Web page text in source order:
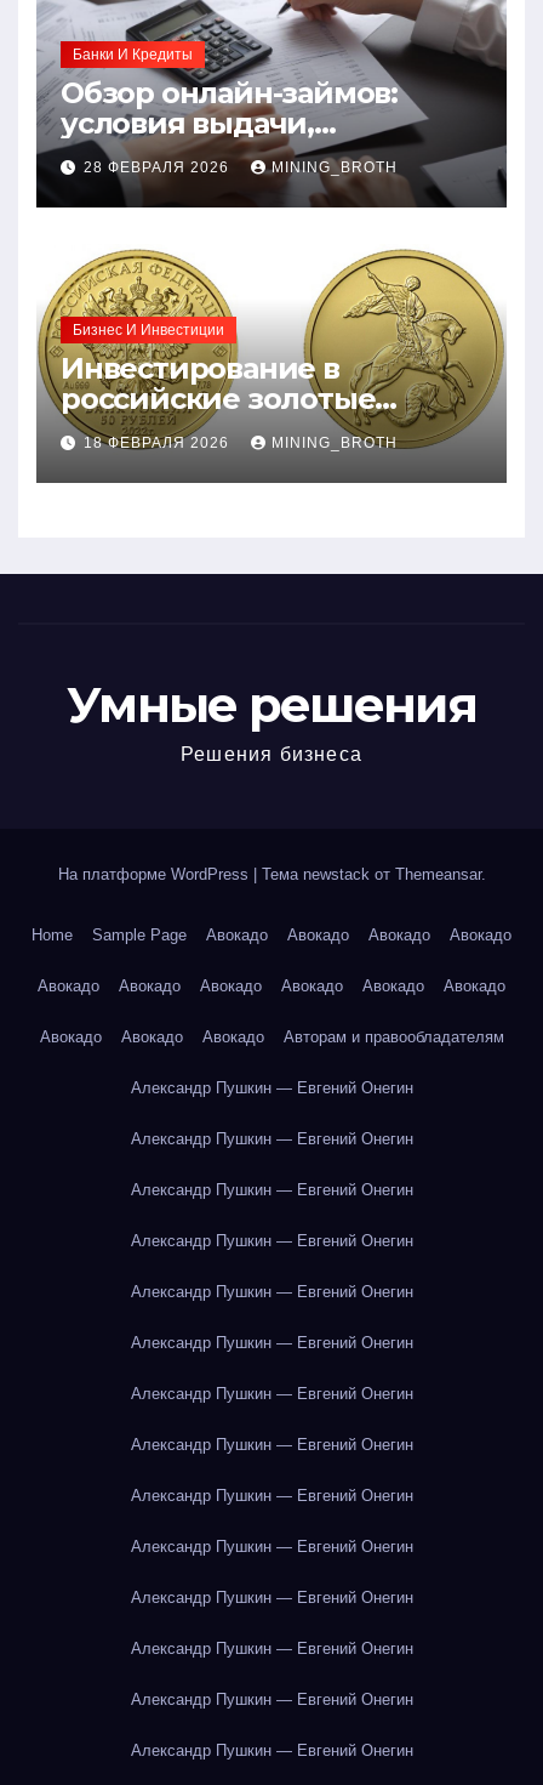
Банки И Кредиты
Обзор онлайн-займов:
условия выдачи,
процентные ставки и
требования к заемщикам
28 ФЕВРАЛЯ 2026 MINING_BROTH
Бизнес И Инвестиции
Инвестирование в
российские золотые
монеты: подробное
руководство
18 ФЕВРАЛЯ 2026 MINING_BROTH
Умные решения
Решения бизнеса
На платформе WordPress Тема newstack от Themeansar.
Home Sample Page Авокадо Авокадо Авокадо Авокадо
Авокадо Авокадо Авокадо Авокадо Авокадо Авокадо
Авокадо Авокадо Авокадо Авторам и правообладателям
Александр Пушкин — Евгений Онегин
Александр Пушкин — Евгений Онегин
Александр Пушкин — Евгений Онегин
Александр Пушкин — Евгений Онегин
Александр Пушкин — Евгений Онегин
Александр Пушкин — Евгений Онегин
Александр Пушкин — Евгений Онегин
Александр Пушкин — Евгений Онегин
Александр Пушкин — Евгений Онегин
Александр Пушкин — Евгений Онегин
Александр Пушкин — Евгений Онегин
Александр Пушкин — Евгений Онегин
Александр Пушкин — Евгений Онегин
Александр Пушкин — Евгений Онегин